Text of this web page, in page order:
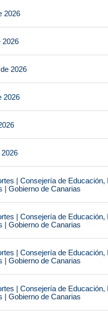
2026
2026
2026
2026
| Consejería de Educación,
| Gobierno de Canarias
| Consejería de Educación,
| Gobierno de Canarias
| Consejería de Educación,
| Gobierno de Canarias
| Consejería de Educación,
| Gobierno de Canarias